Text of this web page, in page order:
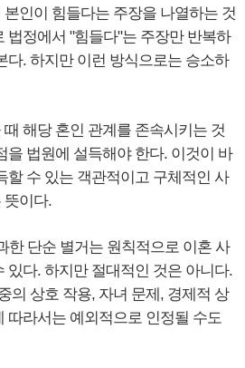
인이 힘들다는 주장을 나열하는 것
법정에서 "힘들다"는 주장만 반복하
다. 하지만 이런 방식으로는 승소하
해당 혼인 관계를 존속시키는 것
을 법원에 설득해야 한다. 이것이 바
할 수 있는 객관적이고 구체적인 사
뜻이다.
한 단순 별거는 원칙적으로 이혼 사
있다. 하지만 절대적인 것은 아니다.
의 상호 작용, 자녀 문제, 경제적 상
따라서는 예외적으로 인정될 수도